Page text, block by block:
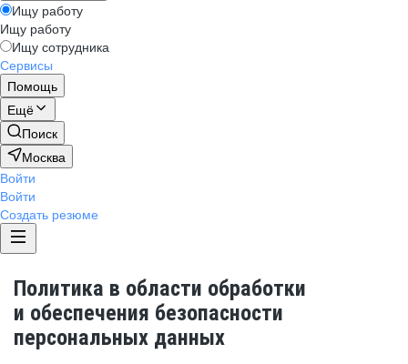
Ищу работу
Ищу работу
Ищу сотрудника
Сервисы
Помощь
Ещё
Поиск
Москва
Войти
Войти
Создать резюме
Политика в области обработки
и обеспечения безопасности
персональных данных